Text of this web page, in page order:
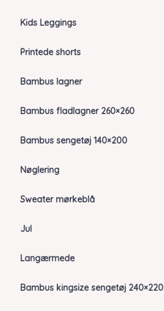
Kids Leggings
Printede shorts
Bambus lagner
Bambus fladlagner 260×260
Bambus sengetøj 140×200
Nøglering
Sweater mørkeblå
Jul
Langærmede
Bambus kingsize sengetøj 240×220